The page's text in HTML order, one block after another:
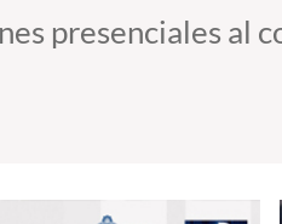
presenciales al